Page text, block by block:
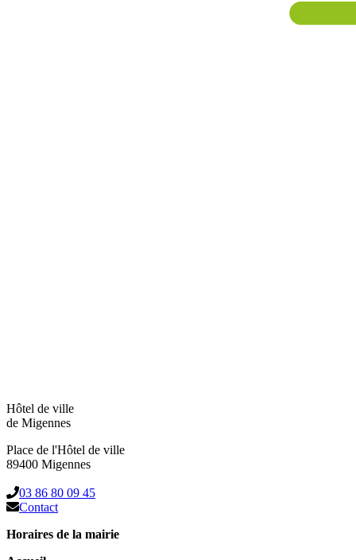
Hôtel de ville
de Migennes
Place de l'Hôtel de ville
89400 Migennes
03 86 80 09 45
Contact
Horaires de la mairie